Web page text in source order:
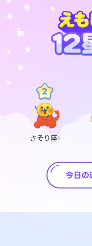
さそり座